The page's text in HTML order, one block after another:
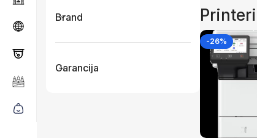
Brand
Garancija
Printeri
-26%